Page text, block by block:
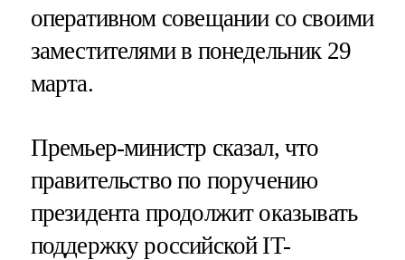
оперативном совещании со своими
заместителями в понедельник 29
марта.
Премьер-министр сказал, что
правительство по поручению
президента продолжит оказывать
поддержку российской IT-